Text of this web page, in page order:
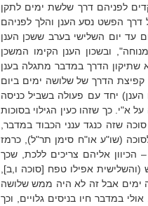
לפניהם דרך שלשת ימים לתקן
הפשט נסע הענן והלך לפניהם
עד יום השלישי בערב ששכן הענן
ובשכון הענן הקימו המשכן
שתיקון הדרך במדבר מתגלה בענן
הדרך של שלושה ימים ביום
הענן) יחד עם פעולה בשביל כניסה
כך שזהו כעין הגילוי בסוכות
שזה כנגד ענני הכבוד במדבר,
(שו"ע או"ח סימן תר"ל), כרמז
אליהם צריכים ללכת, שכך
אפילו טפח [סוכה ו,ב],
ימים אבל זה לא היה ממש שלושה
במדבר חיו בניסים גלויים, וכך